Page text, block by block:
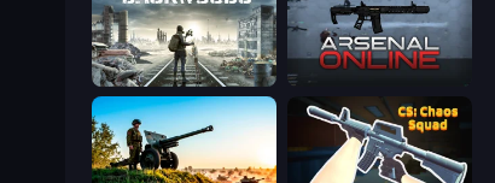
Backwoods Arsenal Online